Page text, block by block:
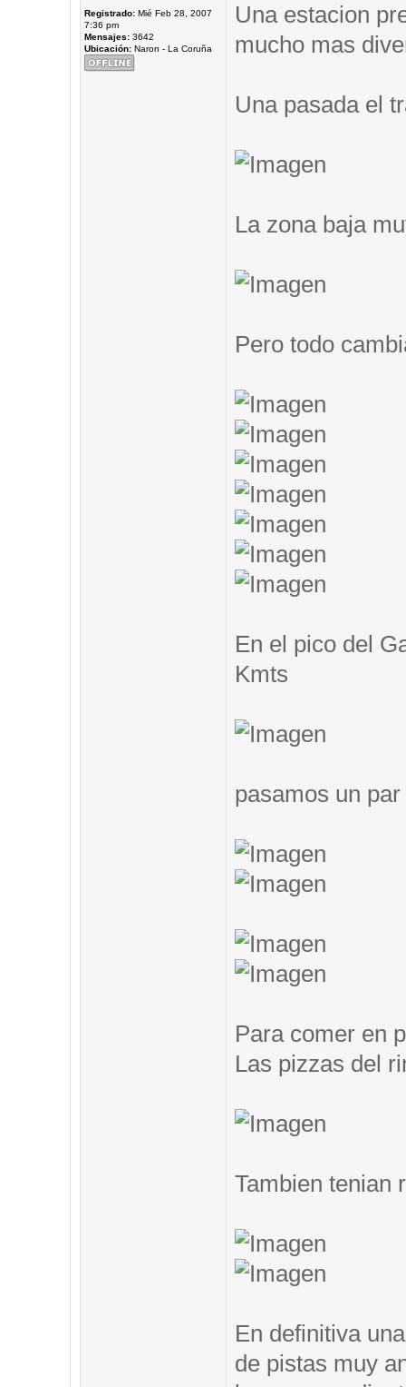
Registrado:Mié Feb 28, 2007
7:36 pm
Mensajes:3642
Ubicación:Naron - La Coruña
Una estacion
mucho mas
Una pasada el
La zona baja
Pero todo
En el pico del
Kmts
pasamos un
Para comer en
Las pizzas del
Tambien tenian
En definitiva
de pistas muy